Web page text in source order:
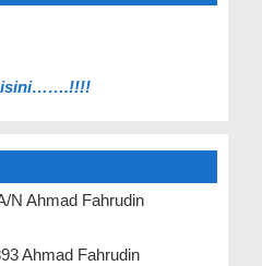
N Ahmad Fahrudin
Ahmad Fahrudin